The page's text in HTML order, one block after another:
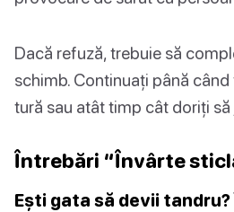
Dacă refuză, trebuie să
schimb. Continuați până
tură sau atât timp cât doriți să
Întrebări “Învârte
Ești gata să devii tandru?